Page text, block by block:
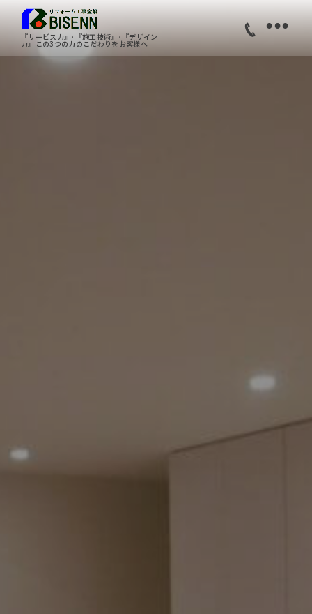
『サービス力』･『施工技術』･『デザイン
力』この3つの力のこだわりをお客様へ
•